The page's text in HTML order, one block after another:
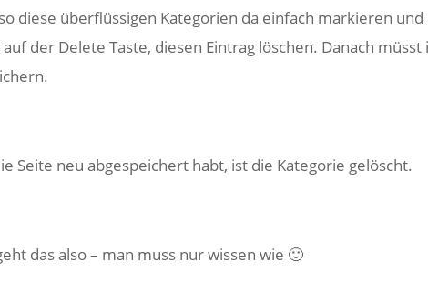
diese überflüssigen Kategorien da einfach markieren
der Delete Taste, diesen Eintrag löschen. Danach
Seite neu abgespeichert habt, ist die Kategorie gelöscht.
das also – man muss nur wissen wie 🙂